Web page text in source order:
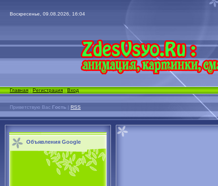
Воскресенье, 09.08.2026, 16:04
Главная|Регистрация|Вход
Приветствую Вас Гость | RSS
Объявления Google